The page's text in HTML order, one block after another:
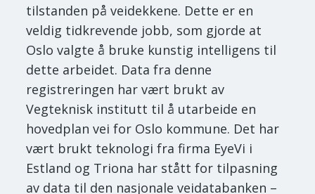
tilstanden på veidekkene. Dette er en
veldig tidkrevende jobb, som gjorde at
Oslo valgte å bruke kunstig intelligens til
dette arbeidet. Data fra denne
registreringen har vært brukt av
Vegteknisk institutt til å utarbeide en
hovedplan vei for Oslo kommune. Det har
vært brukt teknologi fra firma EyeVi i
Estland og Triona har stått for tilpasning
av data til den nasjonale veidatabanken –